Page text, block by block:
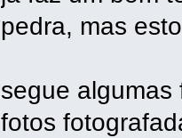
pedra, mas
segue
fotos